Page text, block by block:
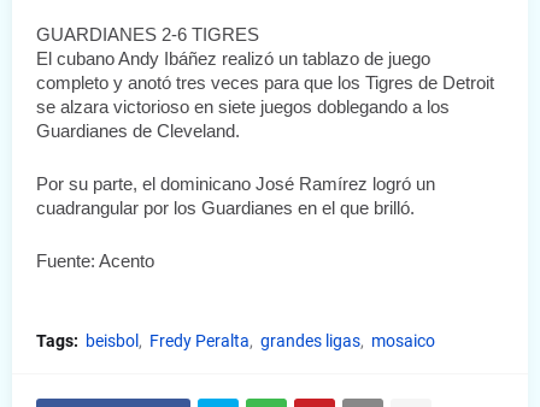
GUARDIANES 2-6 TIGRES
El cubano Andy Ibáñez realizó un tablazo de juego
completo y anotó tres veces para que los Tigres de Detroit
se alzara victorioso en siete juegos doblegando a los
Guardianes de Cleveland.
Por su parte, el dominicano José Ramírez logró un
cuadrangular por los Guardianes en el que brilló.
Fuente: Acento
Tags: beisbol Fredy Peralta grandes ligas mosaico